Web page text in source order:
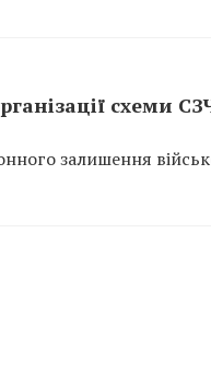
схеми
залишення